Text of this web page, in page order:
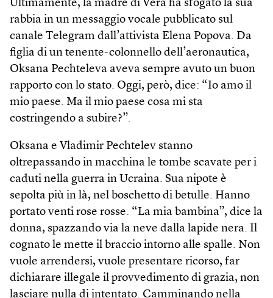
Ultimamente, la madre di Vera ha sfogato la sua
rabbia in un messaggio vocale pubblicato sul
canale Telegram dall’attivista Elena Popova. Da
figlia di un tenente-colonnello dell’aeronautica,
Oksana Pechteleva aveva sempre avuto un buon
rapporto con lo stato. Oggi, però, dice: “Io amo il
mio paese. Ma il mio paese cosa mi sta
costringendo a subire?”.
Oksana e Vladimir Pechtelev stanno
oltrepassando in macchina le tombe scavate per i
caduti nella guerra in Ucraina. Sua nipote è
sepolta più in là, nel boschetto di betulle. Hanno
portato venti rose rosse. “La mia bambina”, dice la
donna, spazzando via la neve dalla lapide nera. Il
cognato le mette il braccio intorno alle spalle. Non
vuole arrendersi, vuole presentare ricorso, far
dichiarare illegale il provvedimento di grazia, non
lasciare nulla di intentato. Camminando nella